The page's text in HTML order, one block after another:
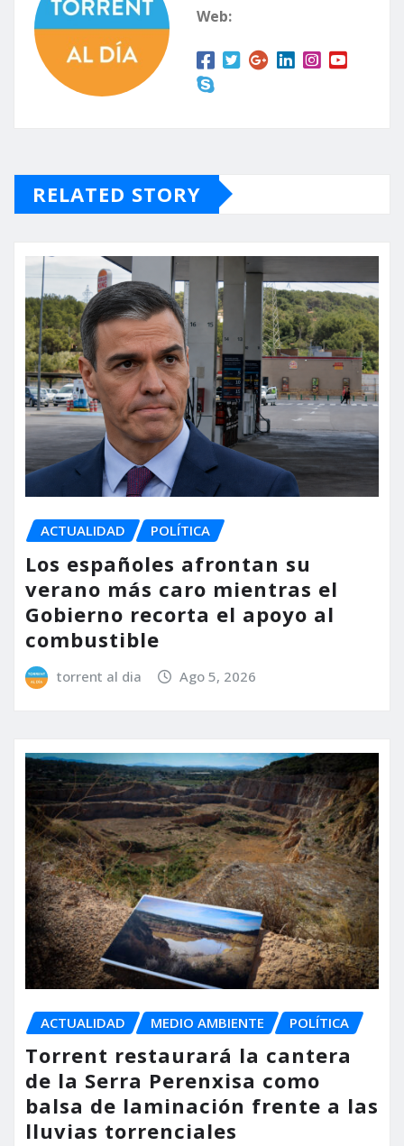
Web:
RELATED STORY
ACTUALIDAD POLÍTICA
Los españoles afrontan su
verano más caro mientras el
Gobierno recorta el apoyo al
combustible
torrent al dia Ago 5, 2026
ACTUALIDAD MEDIO AMBIENTE POLÍTICA
Torrent restaurará la cantera
de la Serra Perenxisa como
balsa de laminación frente a las
lluvias torrenciales